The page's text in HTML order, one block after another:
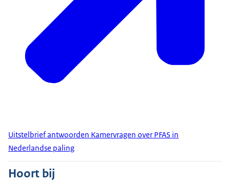
Uitstelbrief antwoorden Kamervragen over PFAS in
Nederlandse paling
Hoort bij